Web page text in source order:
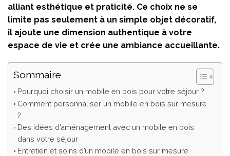
alliant esthétique et praticité. Ce choix ne se
limite pas seulement à un simple objet décoratif,
il ajoute une dimension authentique à votre
espace de vie et crée une ambiance accueillante.
Sommaire
Pourquoi choisir un mobile en bois pour votre séjour ?
Comment personnaliser un mobile en bois sur mesure
?
Des idées d’aménagement avec un mobile en bois
dans votre séjour
Entretien et soins d’un mobile en bois sur mesure